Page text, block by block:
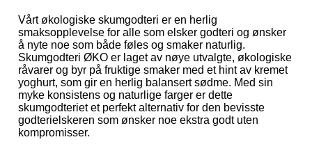
Vårt økologiske skumgodteri er en herlig
smaksopplevelse for alle som elsker godteri og ønsker
å nyte noe som både føles og smaker naturlig.
Skumgodteri ØKO er laget av nøye utvalgte, økologiske
råvarer og byr på fruktige smaker med et hint av kremet
yoghurt, som gir en herlig balansert sødme. Med sin
myke konsistens og naturlige farger er dette
skumgodteriet et perfekt alternativ for den bevisste
godterielskeren som ønsker noe ekstra godt uten
kompromisser.